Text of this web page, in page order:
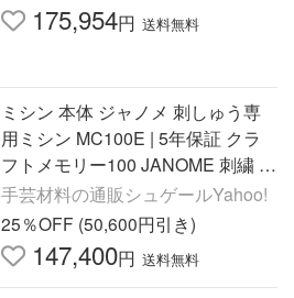
175,954円 送料無料
ミシン 本体 ジャノメ 刺しゅう専
用ミシン MC100E | 5年保証 クラ
フトメモリー100 JANOME 刺繍 刺
繍ミシン 文字縫い 洋裁 シンプル
蛇の目 刺しゅうミシン
手芸材料の通販シュゲールYahoo!
25％OFF (50,600円引き)
147,400円 送料無料